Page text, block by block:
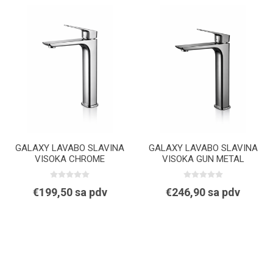
GALAXY LAVABO SLAVINA
VISOKA CHROME
€199,50 sa pdv
GALAXY LAVABO SLAVINA
VISOKA GUN METAL
€246,90 sa pdv